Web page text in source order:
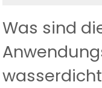
Was sind